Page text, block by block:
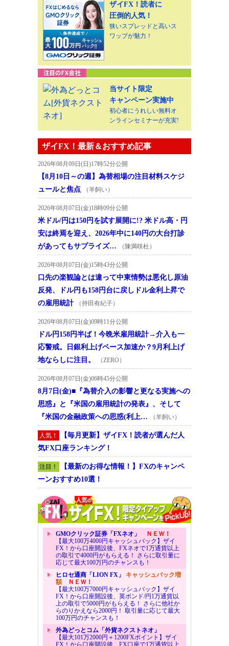
ザイFX！読者に
圧倒的人気！
狭いスプレッドと高いス
ワップが魅力！
当サイト限定
キャンペーン実施中
初心者にうれしい無料オ
ンラインセミナーが充実!
ザイFX！最新＆おすすめ記事
2026年08月09日(日)17時52分公開
【8月10日～の週】為替相場の注目材料スケジ
ュールと焦点
（羊飼い）
2026年08月07日(金)18時09分公開
米ドル/円は150円を試す展開に!? 米ドル高・円
安は終焉を迎え、2026年中に140円の大台打診
があってもサプライズ…
（陳満咲杜）
2026年08月07日(金)15時43分公開
口先の楽観論とは違って中東情勢は悪化し原油
反発、ドル円も158円台に戻しドル金利上昇で
の雇用統計
（持田有紀子）
2026年08月07日(金)09時11分公開
ドル円158円半ば！今晩米雇用統計→介入も一
応警戒。日銀利上げペース加速か？9月利上げ
地ならしに注目。
（ZERO）
2026年08月07日(金)06時45分公開
8月7日(金)■『為替介入の影響と更なる実施への
思惑』と『米国の雇用統計の発表』、そして
『米国の金融政策への思惑(利上…
（羊飼い）
人気！
【毎月更新】ザイFX！読者が選んだ人
気FX口座ランキング！
注目！
【最新のお得な情報！】FXのキャンペ
ーンおすすめ10選！
GMOクリック証券「FXネオ」
ＮＥＷ！
【最大100万4000円キャッシュバック】ザイ
FX！から口座開設後、FXネオで1万通貨以上
の取引で4000円がもらえる！ さらに取引量に
応じて最大100万円のチャンスも！
ヒロセ通商「LION FX」 キャッシュバック増
額ＮＥＷ！
【最大100万7000円キャッシュバック】ザイ
FX！から口座開設後、英ポンド/円1万通貨以
上の取引で5000円がもらえる！ さらに他社か
らのりかえなら2000円！ 取引量に応じて最大
100万円のチャンスも！
外為どっとコム「外貨ネクストネオ」
【最大101万2000円＋1200FXポイント】ザイ